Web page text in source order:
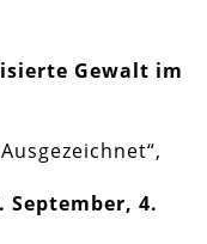
Gewalt im
September, 4.